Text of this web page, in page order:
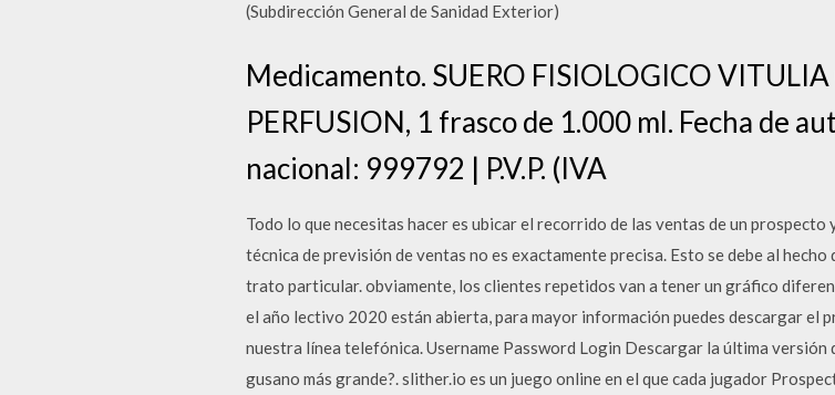
(Subdirección General de Sanidad Exterior)
Medicamento. SUERO FISIOLOGICO
PERFUSION, 1 frasco de 1.000 ml. Fecha de
nacional: 999792 | P.V.P. (IVA
Todo lo que necesitas hacer es ubicar el recorrido de las ventas de un
técnica de previsión de ventas no es exactamente precisa. Esto se debe al
trato particular. obviamente, los clientes repetidos van a tener un gráfico
el año lectivo 2020 están abierta, para mayor información puedes descargar el
nuestra línea telefónica. Username Password Login Descargar la última
gusano más grande?. slither.io es un juego online en el que cada jugador